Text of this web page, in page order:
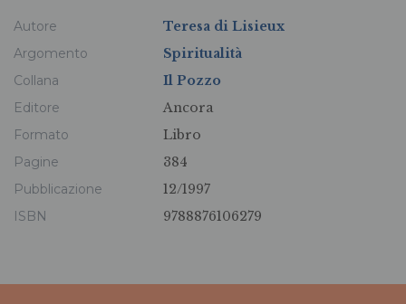
Autore
Teresa di Lisieux
Argomento
Spiritualità
Collana
Il Pozzo
Editore
Ancora
Formato
Libro
Pagine
384
Pubblicazione
12/1997
ISBN
9788876106279